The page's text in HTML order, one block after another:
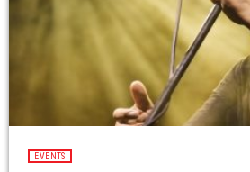
EVENTS